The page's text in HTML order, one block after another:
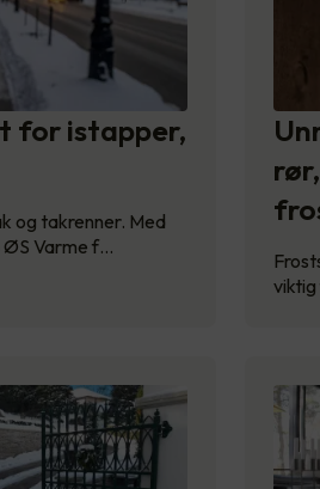
for istapper,
og takrenner. Med
ØS Varme f…